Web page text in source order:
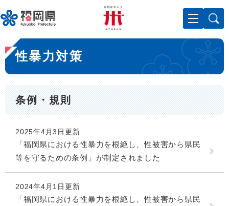
ー
ジ
先
頭
で
。
メニューを飛ばして本文へ
本
文
性暴力対策
条例・規則
2025年4月3日更新
「福岡県における性暴力を根絶し、性被害から県民
等を守るための条例」が制定されました
2024年4月1日更新
「福岡県における性暴力を根絶し、性被害から県民